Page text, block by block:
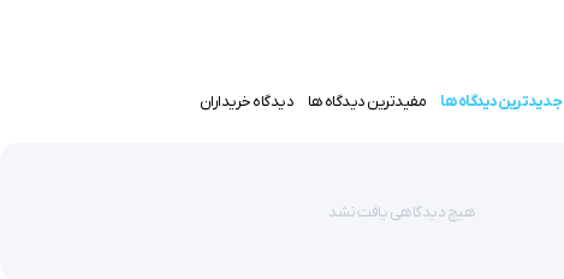
جدیدترین دیدگاه ها مفیدترین دیدگاه ها دیدگاه خریداران
هیچ دیدگاهی یافت نشد